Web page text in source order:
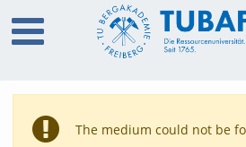
The medium could not be